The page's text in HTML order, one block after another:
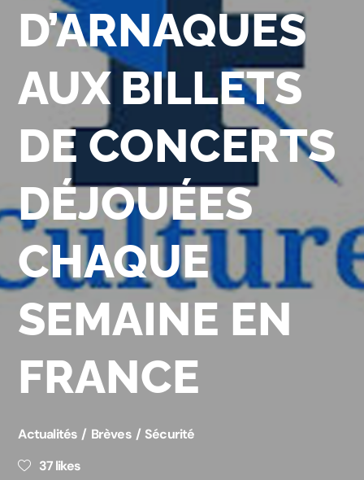
D’ARNAQUES
AUX BILLETS
DE CONCERTS
DÉJOUÉES
CHAQUE
SEMAINE EN
FRANCE
Actualités Brèves
Sécurité
37likes